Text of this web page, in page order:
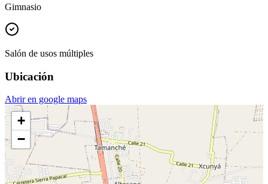
Gimnasio
Salón de usos múltiples
Ubicación
Abrir en google maps
+
−